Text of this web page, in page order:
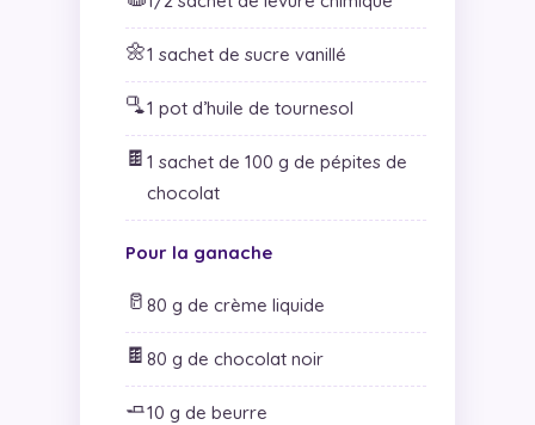
🌼1 sachet de sucre vanillé
🫗1 pot d’huile de tournesol
🍫 1 sachet de 100 g de pépites de
chocolat
Pour la ganache
🥛 80 g de crème liquide
🍫 80 g de chocolat noir
🧈10 g de beurre